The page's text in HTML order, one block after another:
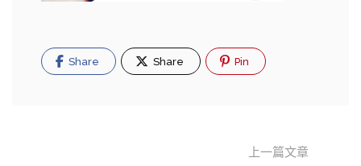
Share Share Pin
上一篇文章